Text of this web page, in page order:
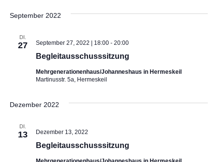
September 2022
DI.
27
Begleitausschusssitzung
September 27, 2022 | 18:00- 20:00
Mehrgenerationenhaus/Johanneshaus in Hermeskeil
Martinusstr. 5a, Hermeskeil
Dezember 2022
DI.
13
Begleitausschusssitzung
Dezember 13, 2022